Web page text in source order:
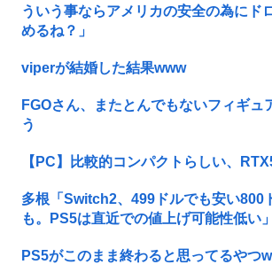
ういう事ならアメリカの安全の為にド
めるね？」
viperが結婚した結果www
FGOさん、またとんでもないフィギュ
う
【PC】比較的コンパクトらしい、
多根「Switch2、499ドルでも安い800
も。PS5は直近での値上げ可能性低い」
PS5がこのまま終わると思ってるやつ